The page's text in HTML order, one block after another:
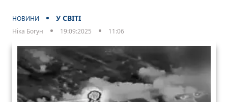
НОВИНИ У СВІТІ
Ніка Богун 19:09:2025 11:06